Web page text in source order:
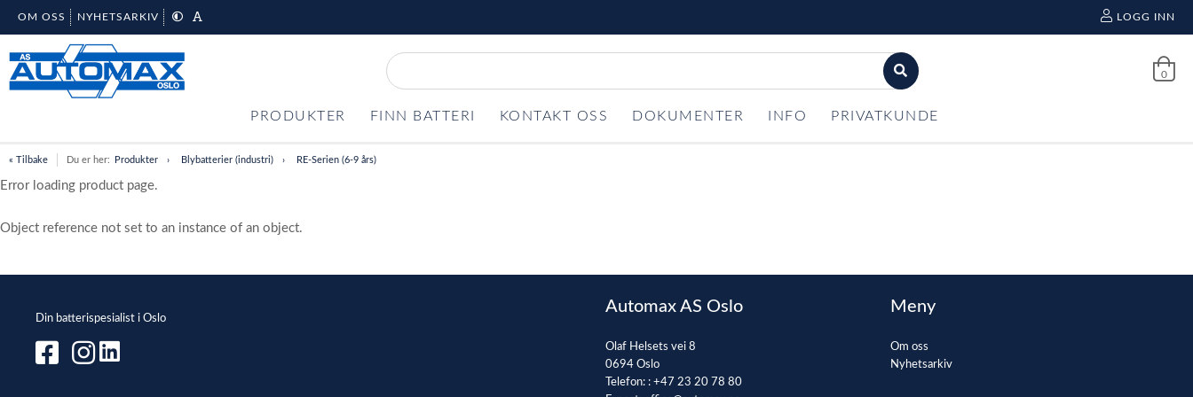
OM OSS NYHETSARKIV LOGG INN
0
PRODUKTER FINN BATTERI KONTAKT OSS DOKUMENTER INFO PRIVATKUNDE
« Tilbake Du er her: Produkter Blybatterier (industri) RE-Serien (6-9 års)
Error loading product page.
Object reference not set to an instance of an object.
Din batterispesialist i Oslo
Automax AS Oslo
Olaf Helsets vei 8
0694 Oslo
Telefon: : +47 23 20 78 80
Meny
Om oss
Nyhetsarkiv